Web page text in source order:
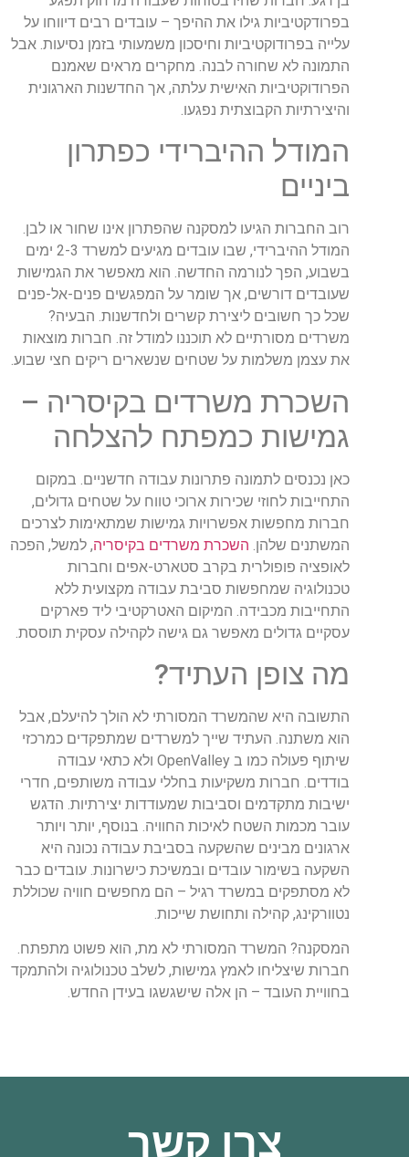
בפרודקטיביות גילו את ההיפך – עובדים רבים דיווחו על
עלייה בפרודוקטיביות וחיסכון משמעותי בזמן נסיעות. אבל
התמונה לא שחורה לבנה. מחקרים מראים שאמנם
הפרודוקטיביות האישית עלתה, אך החדשנות הארגונית
והיצירתיות הקבוצתית נפגעו.
המודל ההיברידי כפתרון
ביניים
רוב החברות הגיעו למסקנה שהפתרון אינו שחור או לבן.
המודל ההיברידי, שבו עובדים מגיעים למשרד 2-3 ימים
בשבוע, הפך לנורמה החדשה. הוא מאפשר את הגמישות
שעובדים דורשים, אך שומר על המפגשים פנים-אל-פנים
שכל כך חשובים ליצירת קשרים ולחדשנות. הבעיה?
משרדים מסורתיים לא תוכננו למודל זה. חברות מוצאות
את עצמן משלמות על שטחים שנשארים ריקים חצי שבוע.
השכרת משרדים בקיסריה –
גמישות כמפתח להצלחה
כאן נכנסים לתמונה פתרונות עבודה חדשניים. במקום
התחייבות לחוזי שכירות ארוכי טווח על שטחים גדולים,
חברות מחפשות אפשרויות גמישות שמתאימות לצרכים
המשתנים שלהן. השכרת משרדים בקיסריה, למשל, הפכה
לאופציה פופולרית בקרב סטארט-אפים וחברות
טכנולוגיה שמחפשות סביבת עבודה מקצועית ללא
התחייבות מכבידה. המיקום האטרקטיבי ליד פארקים
עסקיים גדולים מאפשר גם גישה לקהילה עסקית תוססת.
מה צופן העתיד?
התשובה היא שהמשרד המסורתי לא הולך להיעלם, אבל
הוא משתנה. העתיד שייך למשרדים שמתפקדים כמרכזי
שיתוף פעולה כמו ב OpenValley ולא כתאי עבודה
בודדים. חברות משקיעות בחללי עבודה משותפים, חדרי
ישיבות מתקדמים וסביבות שמעודדות יצירתיות. הדגש
עובר מכמות השטח לאיכות החוויה. בנוסף, יותר ויותר
ארגונים מבינים שהשקעה בסביבת עבודה נכונה היא
השקעה בשימור עובדים ובמשיכת כישרונות. עובדים כבר
לא מסתפקים במשרד רגיל – הם מחפשים חוויה שכוללת
נטוורקינג, קהילה ותחושת שייכות.
המסקנה? המשרד המסורתי לא מת, הוא פשוט מתפתח.
חברות שיצליחו לאמץ גמישות, לשלב טכנולוגיה ולהתמקד
בחוויית העובד – הן אלה שישגשגו בעידן החדש.
צרו קשר